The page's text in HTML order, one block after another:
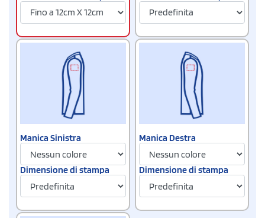
Manica Sinistra
Dimensione di stampa
Manica Destra
Dimensione di stampa